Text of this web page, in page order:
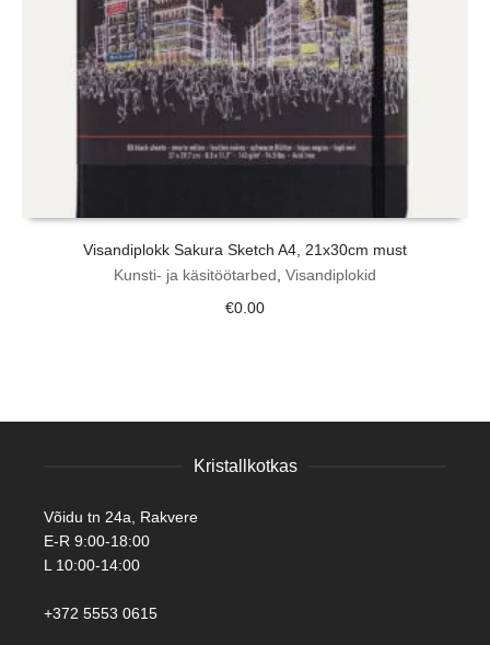
Visandiplokk Sakura Sketch A4, 21x30cm must
Kunsti- ja käsitöötarbed, Visandiplokid
€0.00
Kristallkotkas
Võidu tn 24a, Rakvere
E-R 9:00-18:00
L 10:00-14:00
+372 5553 0615